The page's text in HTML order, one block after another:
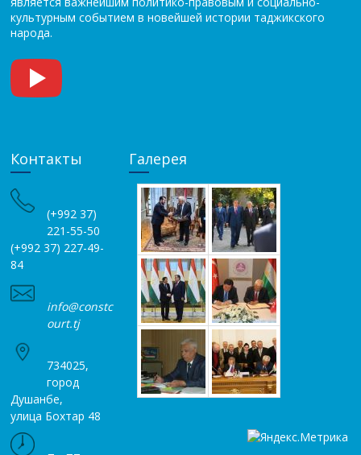
культурным событием в новейшей истории таджикского
народа.
Контакты
(+992 37)
221-55-50
(+992 37) 227-49-
84
info@constc
ourt.tj
734025,
город
Душанбе,
улица Бохтар 48
Галерея